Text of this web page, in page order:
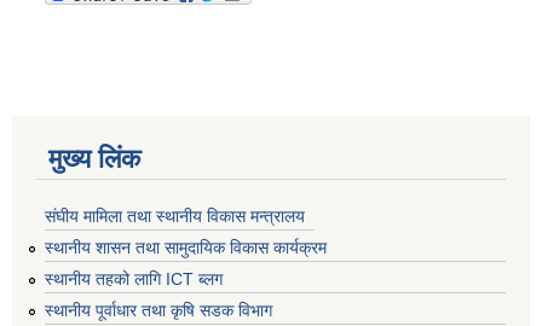
मुख्य लिंक
संघीय मामिला तथा स्थानीय विकास मन्त्रालय
स्थानीय शासन तथा सामुदायिक विकास कार्यक्रम
स्थानीय तहको लागि ICT ब्लग
स्थानीय पूर्वाधार तथा कृषि सडक विभाग